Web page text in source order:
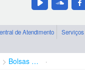
de Atendimento Serviços
Bolsas e Auxílios Vigentes